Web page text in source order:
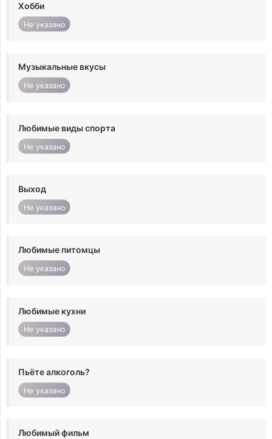
Хобби
Не указано
Музыкальные вкусы
Не указано
Любимые виды спорта
Не указано
Выход
Не указано
Любимые питомцы
Не указано
Любимые кухни
Не указано
Пьёте алкоголь?
Не указано
Любимый фильм